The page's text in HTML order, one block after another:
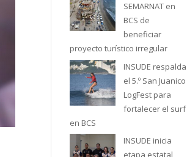
SEMARNAT en
BCS de
beneficiar
proyecto turístico irregular
INSUDE respalda
el 5.º San Juanico
LogFest para
fortalecer el surf
en BCS
INSUDE inicia